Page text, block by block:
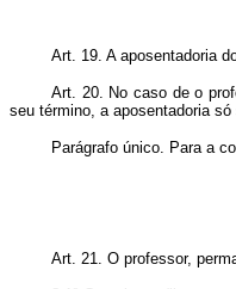
Art. 19. A aposentadoria
Art. 20. No caso de o
seu término, a aposentadoria
Parágrafo único. Para a
Art. 21. O professor,